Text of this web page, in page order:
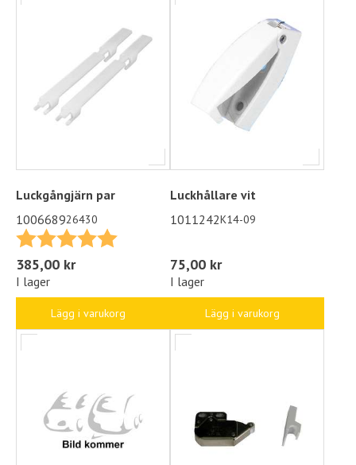
Luckgångjärn par
100668926430
Betyg:
5.0 utav 5 stjärnor
385,00 kr
I lager
Lägg i varukorg
Luckhållare vit
1011242K14-09
75,00 kr
I lager
Lägg i varukorg